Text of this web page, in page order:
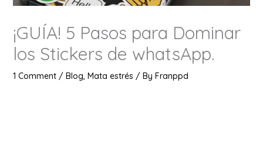
¡GUÍA! 5 Pasos para Dominar
los Stickers de whatsApp.
1 Comment / Blog, Mata estrés / By Franppd